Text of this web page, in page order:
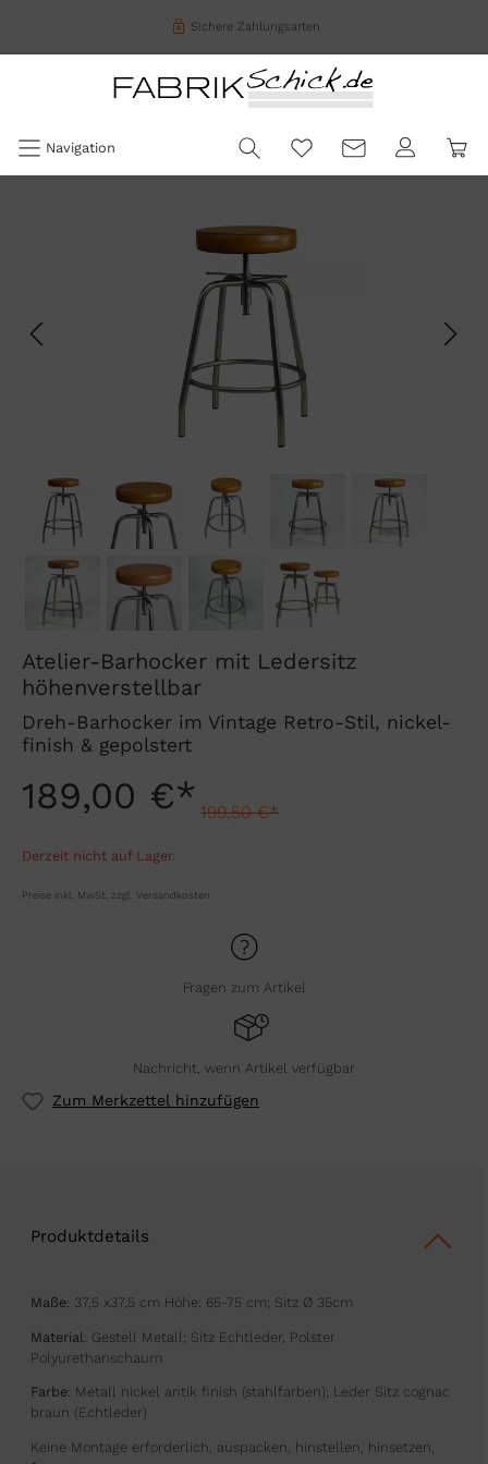
Sichere Zahlungsarten
Navigation
Atelier-Barhocker mit Ledersitz
höhenverstellbar
Dreh-Barhocker im Vintage Retro-Stil, nickel-
finish & gepolstert
189,00 €* 199,50 €*
Derzeit nicht auf Lager.
Preise inkl. MwSt. zzgl. Versandkosten
Fragen zum Artikel
Nachricht, wenn Artikel verfügbar
Zum Merkzettel hinzufügen
Produktdetails
Maße: 37,5 x37,5 cm Höhe: 65-75 cm; Sitz Ø 35cm
Material : Gestell Metall; Sitz Echtleder, Polster
Polyurethanschaum
Farbe: Metall nickel antik finish (stahlfarben); Leder Sitz cognac
braun (Echtleder)
Keine Montage erforderlich, auspacken, hinstellen, hinsetzen,